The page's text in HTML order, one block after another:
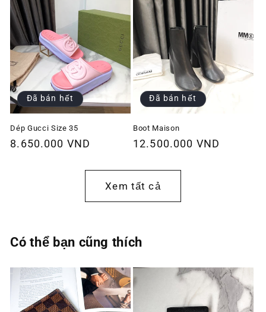
Đã bán hết
Dép Gucci Size 35
Giá
8.650.000 VND
Đã bán hết
Boot Maison
Giá
thường
12.500.000 VND
Xem tất cả
Có thể bạn cũng thích